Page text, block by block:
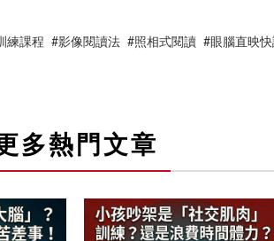
課程 #影像閱讀法 #照相式閱讀 #眼腦直映
多熱門文章